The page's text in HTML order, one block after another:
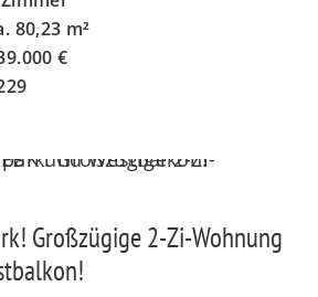
80,23 m²
€
Großzügige 2-Zi-Wohnung